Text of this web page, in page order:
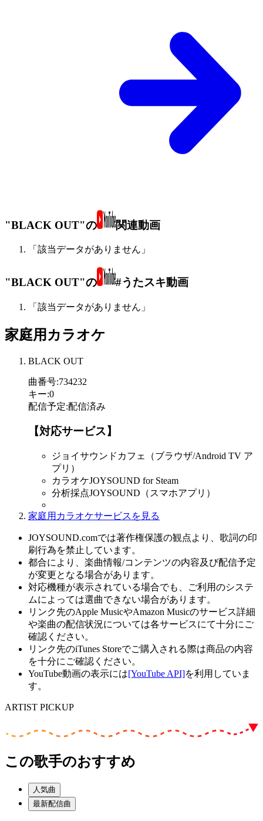
"BLACK OUT"の 関連動画
「該当データがありません」
"BLACK OUT"の #うたスキ動画
「該当データがありません」
家庭用カラオケ
BLACK OUT
曲番号:734232
キー:0
配信予定:配信済み
【対応サービス】
ジョイサウンドカフェ（ブラウザ/Android TV ア
プリ）
カラオケJOYSOUND for Steam
分析採点JOYSOUND（スマホアプリ）
家庭用カラオケサービスを見る
JOYSOUND.comでは著作権保護の観点より、歌詞の印
刷行為を禁止しています。
都合により、楽曲情報/コンテンツの内容及び配信予定
が変更となる場合があります。
対応機種が表示されている場合でも、ご利用のシステ
ムによっては選曲できない場合があります。
リンク先のApple MusicやAmazon Musicのサービス詳細
や楽曲の配信状況については各サービスにて十分にご
確認ください。
リンク先のiTunes Storeでご購入される際は商品の内容
を十分にご確認ください。
YouTube動画の表示には[YouTube API]を利用していま
す。
ARTIST PICKUP
この歌手のおすすめ
人気曲
最新配信曲